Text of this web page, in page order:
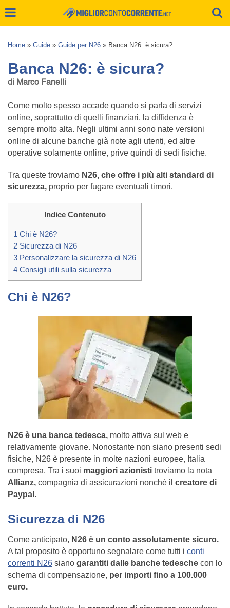
Home » Guide » Guide per N26 » Banca N26: è sicura?
Banca N26: è sicura?
di Marco Fanelli
Come molto spesso accade quando si parla di servizi
online, soprattutto di quelli finanziari, la diffidenza è
sempre molto alta. Negli ultimi anni sono nate versioni
online di alcune banche già note agli utenti, ed altre
operative solamente online, prive quindi di sedi fisiche.
Tra queste troviamo N26, che offre i più alti standard di
sicurezza, proprio per fugare eventuali timori.
Indice Contenuto
1 Chi è N26?
2 Sicurezza di N26
3 Personalizzare la sicurezza di N26
4 Consigli utili sulla sicurezza
Chi è N26?
N26 è una banca tedesca, molto attiva sul web e
relativamente giovane. Nonostante non siano presenti sedi
fisiche, N26 è presente in molte nazioni europee, Italia
compresa. Tra i suoi maggiori azionisti troviamo la nota
Allianz, compagnia di assicurazioni nonché il creatore di
Paypal.
Sicurezza di N26
Come anticipato, N26 è un conto assolutamente sicuro.
A tal proposito è opportuno segnalare come tutti i conti
correnti N26 siano garantiti dalle banche tedesche con lo
schema di compensazione, per importi fino a 100.000
euro.